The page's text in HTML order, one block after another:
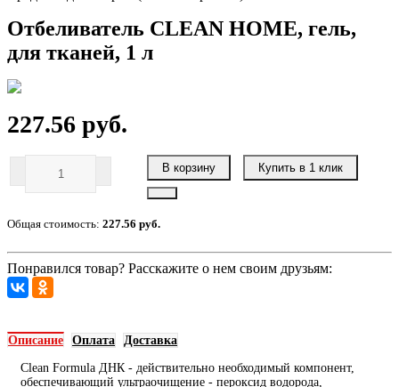
Отбеливатель CLEAN HOME, гель,
для тканей, 1 л
227.56 руб.
В корзину Купить в 1 клик
Общая стоимость: 227.56 руб.
Понравился товар? Расскажите о нем своим друзьям:
Описание Оплата Доставка
Clean Formula ДНК - действительно необходимый компонент,
обеспечивающий ультраочищение - пероксид водорода,